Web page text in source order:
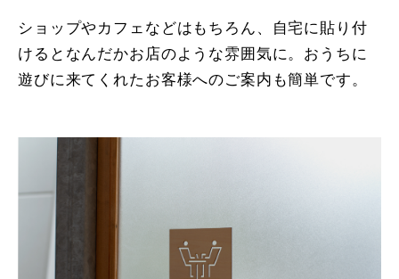
ショップやカフェなどはもちろん、自宅に貼り付
けるとなんだかお店のような雰囲気に。おうちに
遊びに来てくれたお客様へのご案内も簡単です。